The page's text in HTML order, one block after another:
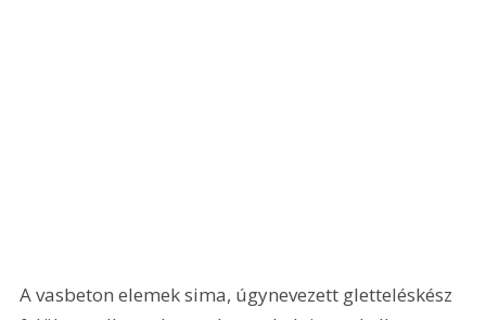
A vasbeton elemek sima, úgynevezett gletteléskész